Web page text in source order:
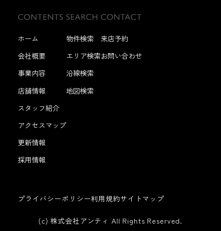
ホーム
会社概要
事業内容
店舗情報
スタッフ紹介
アクセスマップ
更新情報
採用情報
物件検索
エリア検索
沿線検索
地図検索
来店予約
お問い合わせ
プライバシーポリシー利用規約サイトマップ
(c) 株式会社アンティ All Rights Reserved.